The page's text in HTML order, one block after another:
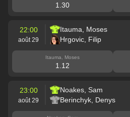
1.30
22:00
août 29
Itauma, Moses
Hrgovic, Filip
Itauma, Moses
1.12
23:00
août 29
Noakes, Sam
Berinchyk, Denys